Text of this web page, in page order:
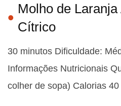
Molho de
Cítrico
30 minutos Dificuldade:
Informações Nutricionais
colher de sopa) Calorias